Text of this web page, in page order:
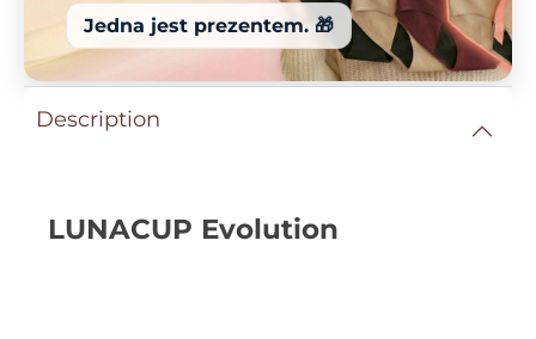
Jedna jest prezentem. 🎁
Description
LUNACUP Evolution